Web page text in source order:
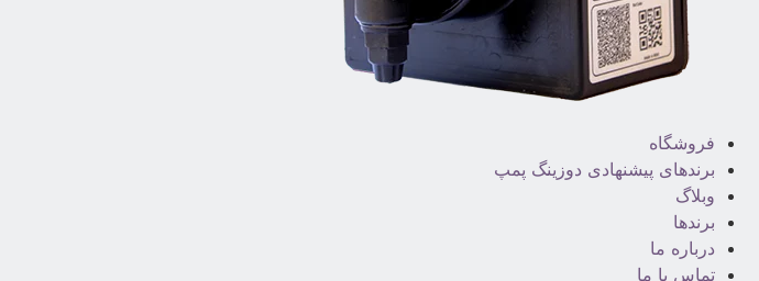
فروشگاه
برندهای پیشنهادی دوزینگ پمپ
وبلاگ
برندها
درباره ما
تماس با ما